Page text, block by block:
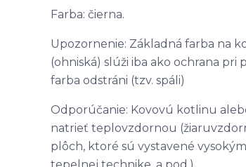
Farba: čierna.
Upozornenie: Základná farba na
(ohniská) slúži iba ako ochrana
farba odstráni (tzv. spáli)
Odporúčanie: Kovovú kotlinu
natrieť teplovzdornou
plôch, ktoré sú vystavené